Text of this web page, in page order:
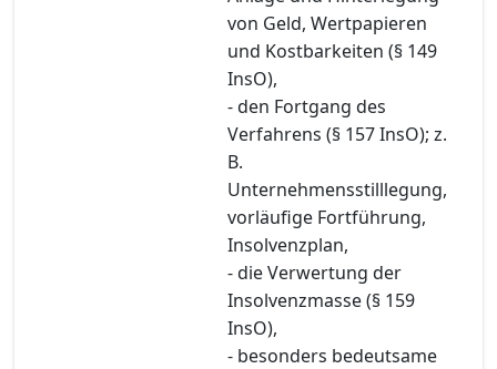
von Geld, Wertpapieren
und Kostbarkeiten (§ 149
InsO),
- den Fortgang des
Verfahrens (§ 157 InsO); z.
B.
Unternehmensstilllegung,
vorläufige Fortführung,
Insolvenzplan,
- die Verwertung der
Insolvenzmasse (§ 159
InsO),
- besonders bedeutsame